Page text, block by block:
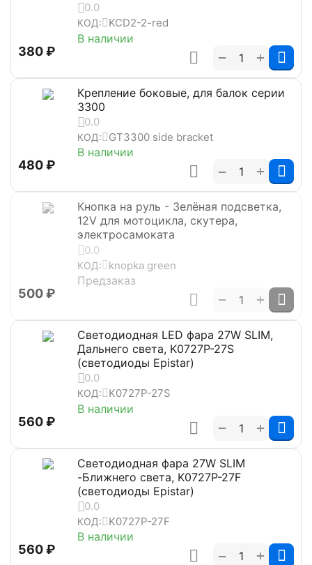
0.0
КОД: KCD2-2-red
В наличии
‍380‍₽ +
−
Крепление боковые, для балок серии
3300
0.0
КОД: GT3300 side bracket
В наличии
‍480‍₽ +
−
Кнопка на руль - Зелёная подсветка,
12V для мотоцикла, скутера,
электросамоката
0.0
КОД: knopka green
Предзаказ
‍500‍₽ +
−
Светодиодная LED фара 27W SLIM,
Дальнего света, K0727P-27S
(светодиоды Epistar)
0.0
КОД: K0727P-27S
В наличии
‍560‍₽ +
−
Светодиодная фара 27W SLIM
-Ближнего света, K0727P-27F
(светодиоды Epistar)
0.0
КОД: K0727P-27F
В наличии
‍560‍₽ +
−